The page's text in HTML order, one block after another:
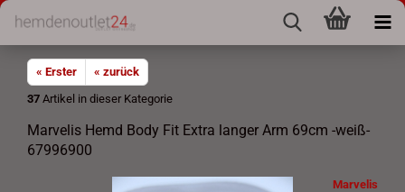
« Erster
« zurück
37 Artikel in dieser Kategorie
Marvelis Hemd Body Fit Extra langer Arm 69cm -weiß-
67996900
Marvelis